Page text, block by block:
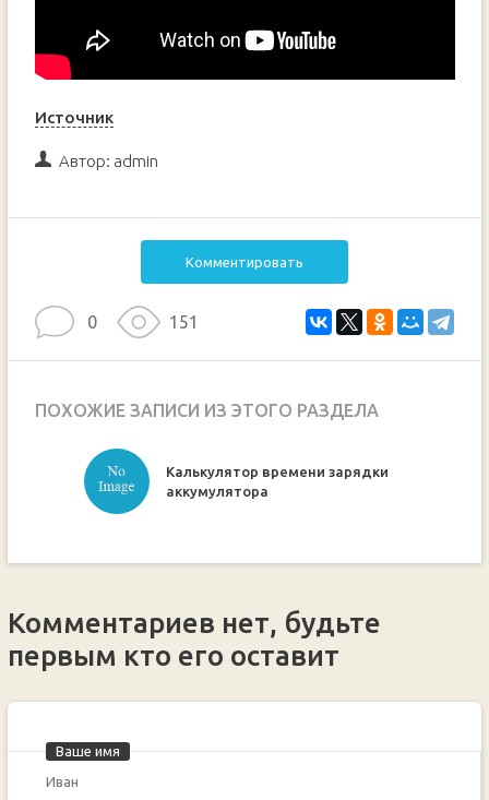
Источник
Автор: admin
Комментировать
0 151
ПОХОЖИЕ ЗАПИСИ ИЗ ЭТОГО РАЗДЕЛА
Калькулятор времени зарядки
аккумулятора
Комментариев нет, будьте
первым кто его оставит
Ваше имя